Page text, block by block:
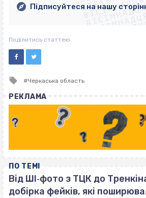
Підписуйтеся на нашу
Поділитись статтею
Tagged
Черкаська область
РЕКЛАМА
ПО ТЕМІ
Від ШІ‐фото з ТЦК до
добірка фейків, які